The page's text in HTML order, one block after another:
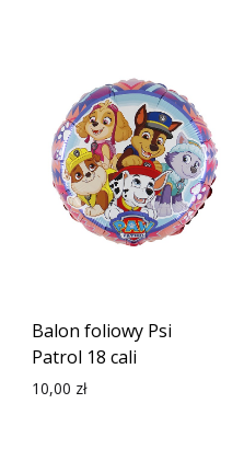
Balon foliowy Psi
Patrol 18 cali
10,00 zł